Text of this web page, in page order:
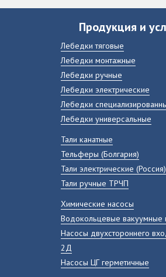
Продукция и
Лебедки тяговые
Лебедки монтажные
Лебедки ручные
Лебедки электрические
Лебедки
Лебедки универсальные
Тали канатные
Тельферы (Болгария)
Тали электрические (Россия)
Тали ручные ТРЧП
Химические насосы
Водокольцевые вакуумные
Насосы двухстороннего
2Д
Насосы ЦГ герметичные